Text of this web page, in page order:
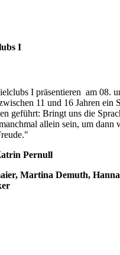
I
I präsentieren am 08.
11 und 16 Jahren ein
geführt: Bringt uns die
allein sein, um
Pernull
Martina Demuth,